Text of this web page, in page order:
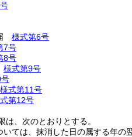
様式第6号
7号
8号
様式第9号
様式第11号
第12号
は、次のとおりとする。
ては、抹消した日の属する年の